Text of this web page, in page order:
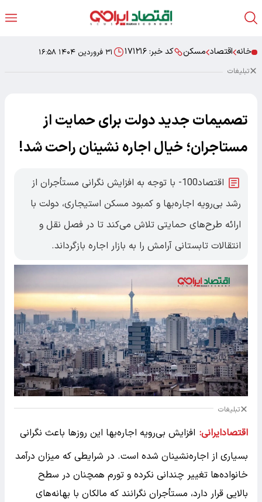
خانه اقتصاد مسکن کد خبر: ۱۷۱۲۱۶ ۳۱ فروردین ۱۴۰۴ ۱۶:۵۸
تبلیغات
تصمیمات جدید دولت برای حمایت از
مستاجران؛ خیال اجاره نشینان راحت شد!
اقتصاد100- با توجه به افزایش نگرانی مستأجران از
رشد بی‌رویه اجاره‌بها و کمبود مسکن استیجاری، دولت با
ارائه طرح‌های حمایتی تلاش می‌کند تا در فصل نقل و
انتقالات تابستانی آرامش را به بازار اجاره بازگرداند.
تبلیغات
اقتصادایرانی: افزایش بی‌رویه اجاره‌بها این روزها باعث نگرانی
بسیاری از اجاره‌نشینان شده است. در شرایطی که میزان درآمد
خانواده‌ها تغییر چندانی نکرده و تورم همچنان در سطح
بالایی قرار دارد، مستأجران نگرانند که مالکان با بهانه‌های